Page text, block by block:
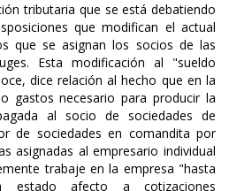
tributaria que se está debatiendo
que modifican el actual
que se asignan los socios de las
Esta modificación al "sueldo
dice relación al hecho que en la
gastos necesario para producir la
al socio de sociedades de
de sociedades en comandita por
asignadas al empresario individual
trabaje en la empresa "hasta
afecto a cotizaciones